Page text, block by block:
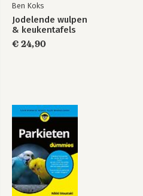
Ben Koks
Jodelende wulpen
& keukentafels
€ 24,90